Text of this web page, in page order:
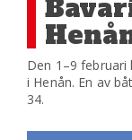
Den 1–9 februari
i Henån. En av
34.